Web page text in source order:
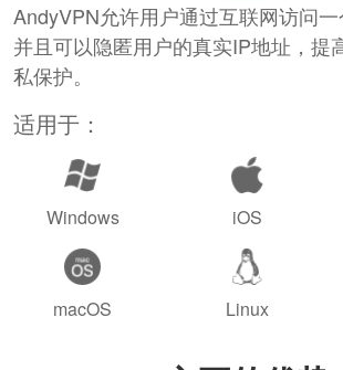
AndyVPN允许用户通过互联网访问一
并且可以隐匿用户的真实IP地址，提
私保护。
适用于：
Windows iOS
macOS Linux